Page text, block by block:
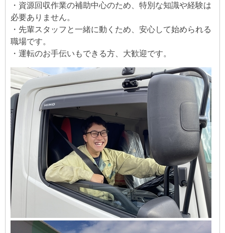
・資源回収作業の補助中心のため、特別な知識や経験は
必要ありません。
・先輩スタッフと一緒に動くため、安心して始められる
職場です。
・運転のお手伝いもできる方、大歓迎です。